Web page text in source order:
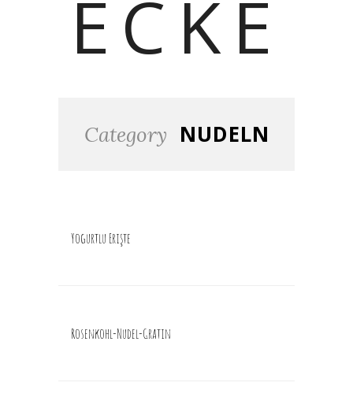
Category NUDELN
Yogurtlu Erişte
Rosenkohl-Nudel-Gratin